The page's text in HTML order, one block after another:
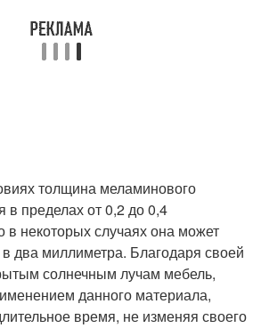
толщина меламинового
в пределах от 0,2 до 0,4
в некоторых случаях она может
два миллиметра. Благодаря своей
солнечным лучам мебель,
данного материала,
время, не изменяя своего